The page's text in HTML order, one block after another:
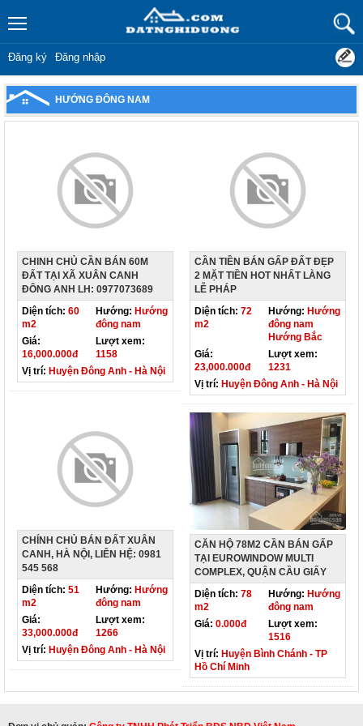
Đăng ký Đăng nhập
HƯỚNG ĐÔNG NAM
CHINH CHỦ CẦN BÁN 60M
ĐẤT TẠI XÃ XUÂN CANH
ĐÔNG ANH LH: 0977073689
Diện tích: 60
m2
Hướng: Hướng
đông nam
Giá:
16,000.000đ
Lượt xem:
1158
Vị trí: Huyện Đông Anh - Hà Nội
CẦN TIỀN BÁN GẤP ĐẤT ĐẸP
2 MẶT TIỀN HOT NHẤT LÀNG
LỄ PHÁP
Diện tích: 72
m2
Hướng: Hướng
đông nam
Hướng Bắc
Giá:
23,000.000đ
Lượt xem:
1231
Vị trí: Huyện Đông Anh - Hà Nội
CHÍNH CHỦ BÁN ĐẤT XUÂN
CANH, HÀ NỘI, LIÊN HỆ: 0981
545 568
Diện tích: 51
m2
Hướng: Hướng
đông nam
Giá:
33,000.000đ
Lượt xem:
1266
Vị trí: Huyện Đông Anh - Hà Nội
CĂN HỘ 78M2 CẦN BÁN GẤP
TẠI EUROWINDOW MULTI
COMPLEX, QUẬN CẦU GIẤY
Diện tích: 78
m2
Hướng: Hướng
đông nam
Giá: 0.000đ
Lượt xem:
1516
Vị trí: Huyện Bình Chánh - TP
Hồ Chí Minh